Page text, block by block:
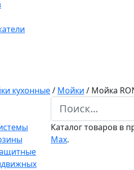
кухонные/ Мойки / Мойка
Каталог товаров в
Мах.